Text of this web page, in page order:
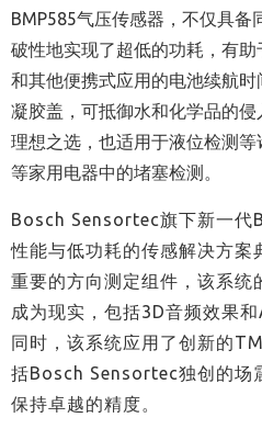
BMP585气压传感器，不仅具备
破性地实现了超低的功耗，有
和其他便携式应用的电池续航
凝胶盖，可抵御水和化学品的
理想之选，也适用于液位检测
等家用电器中的堵塞检测。
Bosch Sensortec旗下新一代
性能与低功耗的传感解决方案
重要的方向测定组件，该系统
成为现实，包括3D音频效果和
同时，该系统应用了创新的
括Bosch Sensortec独创的场
保持卓越的精度。